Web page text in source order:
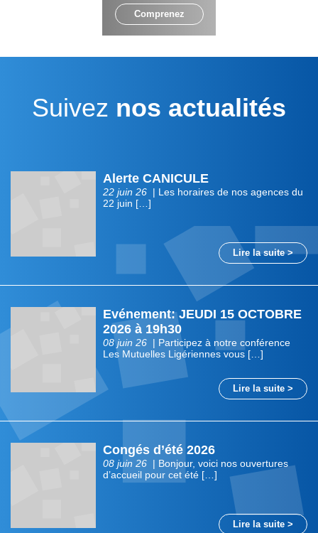
Comprenez
Suivez nos actualités
Alerte CANICULE
22 juin 26 | Les horaires de nos agences du
22 juin […]
Lire la suite >
Evénement: JEUDI 15 OCTOBRE
2026 à 19h30
08 juin 26 | Participez à notre conférence
Les Mutuelles Ligériennes vous […]
Lire la suite >
Congés d’été 2026
08 juin 26 | Bonjour, voici nos ouvertures
d’accueil pour cet été […]
Lire la suite >